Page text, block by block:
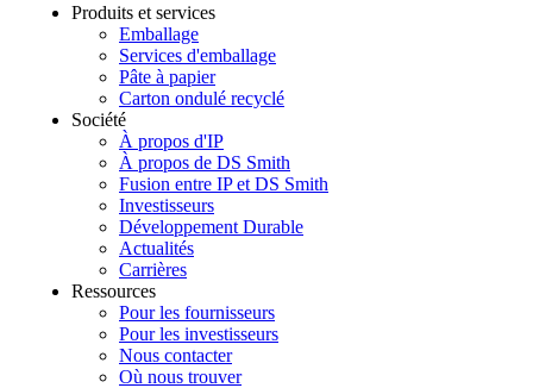
Produits et services
Emballage
Services d'emballage
Pâte à papier
Carton ondulé recyclé
Société
À propos d'IP
À propos de DS Smith
Fusion entre IP et DS Smith
Investisseurs
Développement Durable
Actualités
Carrières
Ressources
Pour les fournisseurs
Pour les investisseurs
Nous contacter
Où nous trouver